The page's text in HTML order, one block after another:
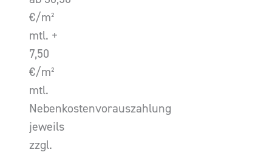
€/m²
mtl. +
7,50
€/m²
mtl.
Nebenkostenvorauszahlung
jeweils
zzgl.